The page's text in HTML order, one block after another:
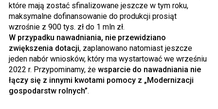
które mają zostać sfinalizowane jeszcze w tym roku,
maksymalne dofinansowanie do produkcji prosiąt
wzrośnie z 900 tys. zł do 1 mln zł.
W przypadku nawadniania, nie przewidziano
zwiększenia dotacji, zaplanowano natomiast jeszcze
jeden nabór wniosków, który ma wystartować we wrześniu
2022 r. Przypominamy, że wsparcie do nawadniania nie
łączy się z innymi kwotami pomocy z „Modernizacji
gospodarstw rolnych”.